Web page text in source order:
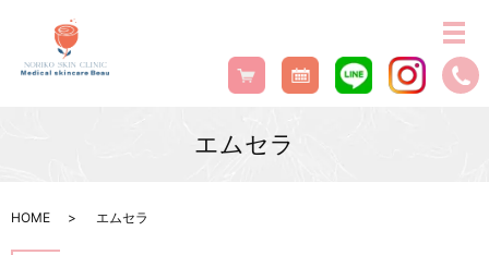
エムセラ
HOME エムセラ